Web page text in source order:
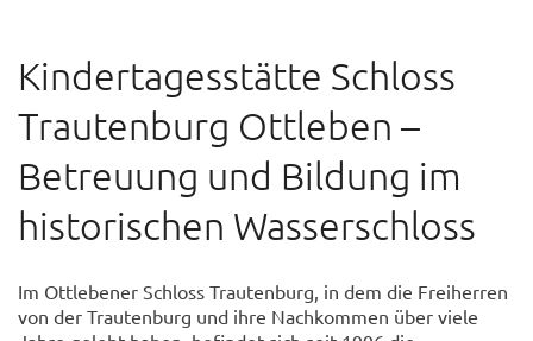
Kindertagesstätte Schloss
Trautenburg Ottleben –
Betreuung und Bildung im
historischen Wasserschloss
Im Ottlebener Schloss Trautenburg, in dem die Freiherren
von der Trautenburg und ihre Nachkommen über viele